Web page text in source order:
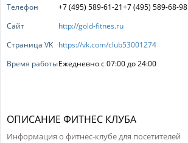
Телефон
+7 (495) 589-61-21+7 (495) 589-68-98
Сайт
http://gold-fitnes.ru
Страница VK https://vk.com/club53001274
Время работыЕжедневно с 07:00 до 24:00
ОПИСАНИЕ ФИТНЕС КЛУБА
Информация о фитнес-клубе для посетителей